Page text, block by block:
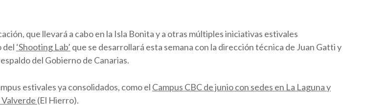
que llevará a cabo en la Isla Bonita y a otras múltiples iniciativas estivales
del ‘Shooting Lab’ que se desarrollará esta semana con la dirección técnica de Juan Gatti y
del Gobierno de Canarias.
estivales ya consolidados, como el Campus CBC de junio con sedes en La Laguna y
Valverde (El Hierro).